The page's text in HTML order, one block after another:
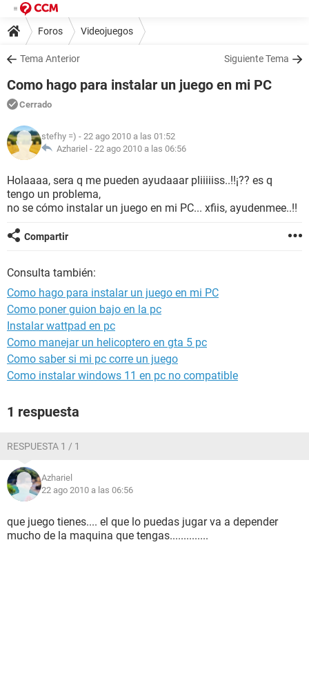
Foros Videojuegos
Tema Anterior Siguiente Tema
Como hago para instalar un juego en mi PC
Cerrado
stefhy =) - 22 ago 2010 a las 01:52
Azhariel - 22 ago 2010 a las 06:56
Holaaaa, sera q me pueden ayudaaar pliiiiiss..!!¡?? es q
tengo un problema,
no se cómo instalar un juego en mi PC... xfiis, ayudenmee..!!
Compartir
Consulta también:
Como hago para instalar un juego en mi PC
Como poner guion bajo en la pc
Instalar wattpad en pc
Como manejar un helicoptero en gta 5 pc
Como saber si mi pc corre un juego
Como instalar windows 11 en pc no compatible
1 respuesta
RESPUESTA 1 / 1
Azhariel
22 ago 2010 a las 06:56
que juego tienes.... el que lo puedas jugar va a depender
mucho de la maquina que tengas..............